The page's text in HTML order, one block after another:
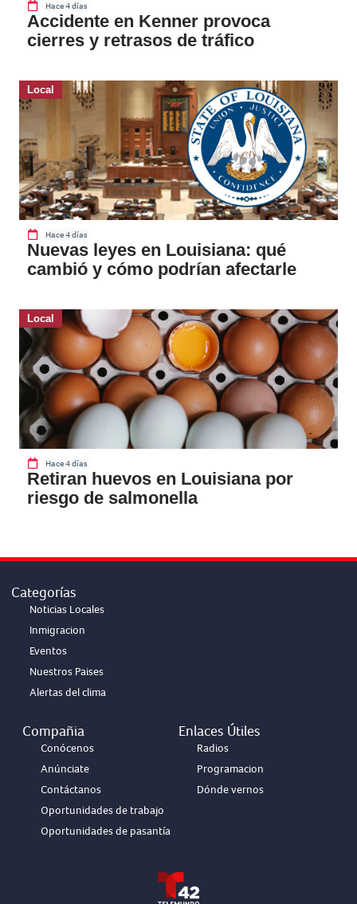
Hace 4 días
Accidente en Kenner provoca
cierres y retrasos de tráfico
Local
Hace 4 días
Nuevas leyes en Louisiana: qué
cambió y cómo podrían afectarle
Local
Hace 4 días
Retiran huevos en Louisiana por
riesgo de salmonella
Categorías
Noticias Locales
Inmigracion
Eventos
Nuestros Paises
Alertas del clima
Compañia
Conócenos
Anúnciate
Contáctanos
Oportunidades de trabajo
Oportunidades de pasantía
Enlaces Útiles
Radios
Programacion
Dónde vernos